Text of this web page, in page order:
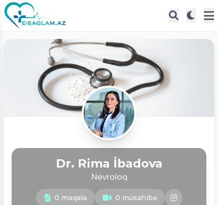
Dr. Rima İbadova
Nevroloq
0 məqalə 0 müsahibə